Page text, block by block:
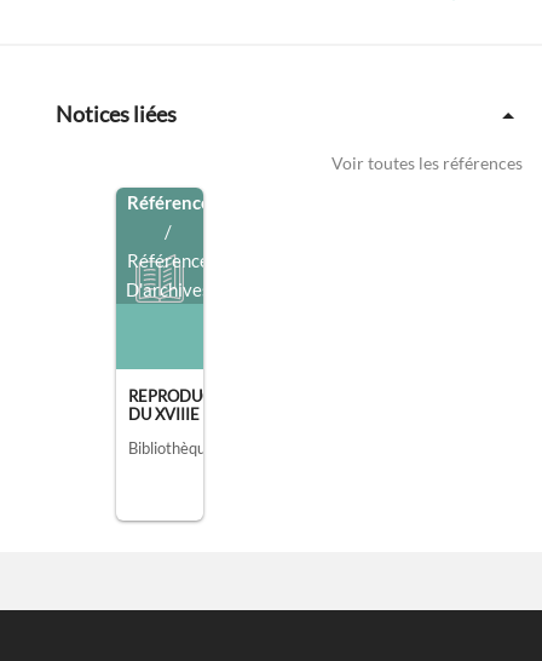
Notices liées
Voir toutes les références
Référence
/
Référence
D'archives
REPRODUCTIONS DE TABLEAUX ET DESSINS
DU XVIIIE SIÈ [...]